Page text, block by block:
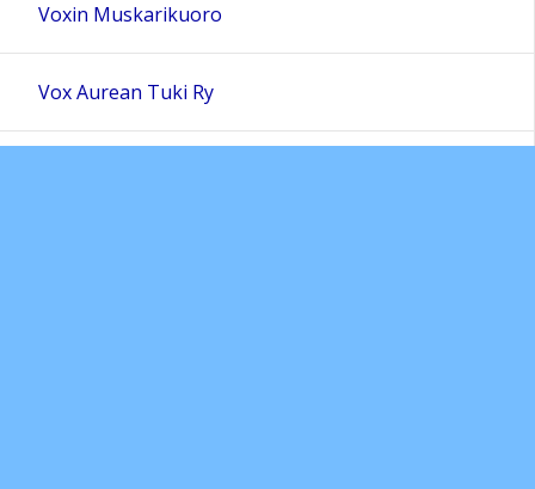
Voxin Muskarikuoro
Vox Aurean Tuki Ry